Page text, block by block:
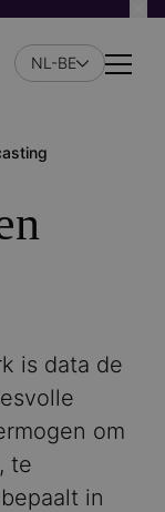
NL-BE
is data de
om
te
in